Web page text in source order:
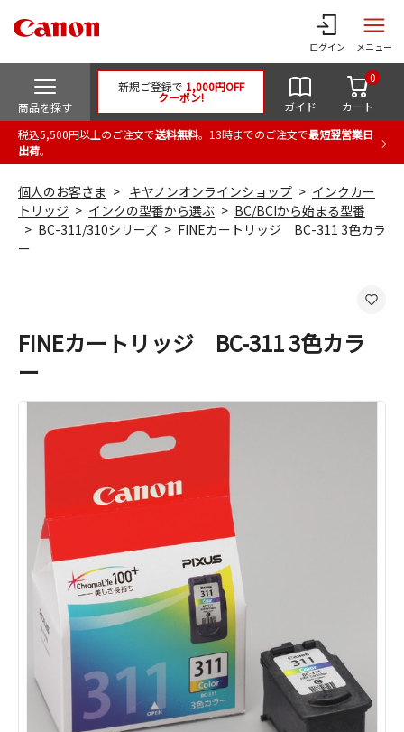
ログイン メニュー
商品を探す
新規ご登録で 1,000円OFF
クーポン!
ガイド カート
0
税込5,500円以上のご注文で送料無料。13時までのご注文で最短翌営業日
出荷。
個人のお客さま キヤノンオンラインショップ
インクカー
トリッジ
インクの型番から選ぶ
BC/BCIから始まる型番
BC-311/310シリーズ
FINEカートリッジ BC-311 3色カラ
ー
FINEカートリッジ BC-311 3色カラ
ー